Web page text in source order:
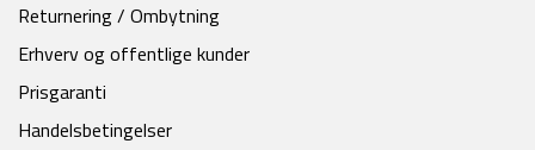
Returnering / Ombytning
Erhverv og offentlige kunder
Prisgaranti
Handelsbetingelser